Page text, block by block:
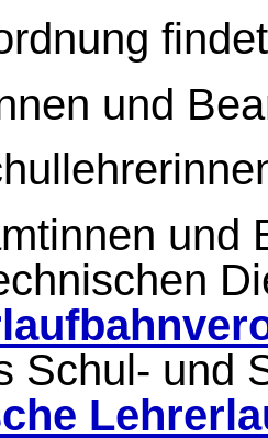
und
und
Schul- und